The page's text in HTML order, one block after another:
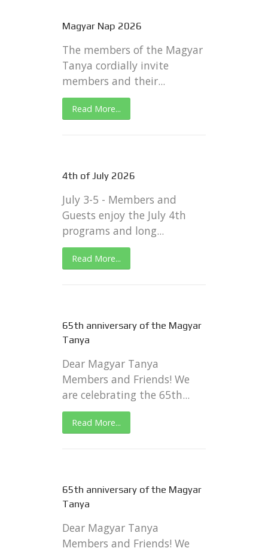
Magyar Nap 2026
The members of the Magyar
Tanya cordially invite
members and their...
Read More...
4th of July 2026
July 3-5 - Members and
Guests enjoy the July 4th
programs and long...
Read More...
65th anniversary of the Magyar
Tanya
Dear Magyar Tanya
Members and Friends! We
are celebrating the 65th...
Read More...
65th anniversary of the Magyar
Tanya
Dear Magyar Tanya
Members and Friends! We